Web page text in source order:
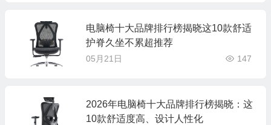
电脑椅十大品牌排行榜揭晓这10款舒适
护脊久坐不累超推荐
05月21日 147
2026年电脑椅十大品牌排行榜揭晓：这
10款舒适度高、设计人性化